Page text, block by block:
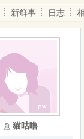
新鲜事 日志
猫咕噜